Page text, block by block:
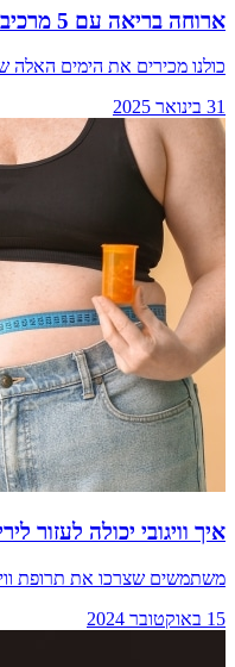
ארוחה בריאה עם 5 מרכיבים: כך תכינו מנות בריאות ומזינות עם מעט מצרכים
כולנו מכירים את הימים האלה
31 בינואר 2025
איך וויגובי יכולה לעזור
משתמשים שצרכו את תרופת
15 באוקטובר 2024